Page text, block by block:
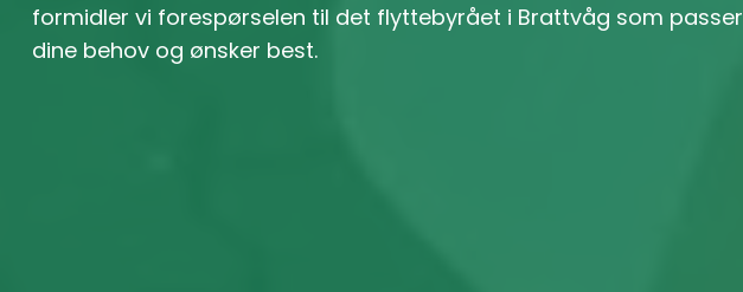
formidler vi forespørselen til det flyttebyrået i Brattvåg som passer
dine behov og ønsker best.